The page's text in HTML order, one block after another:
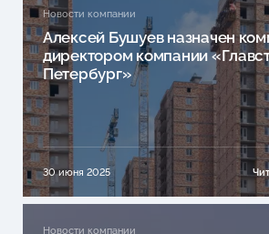
Новости компании
Алексей Бушуев назначен
директором компании
Петербург»
30 июня 2025
Новости компании